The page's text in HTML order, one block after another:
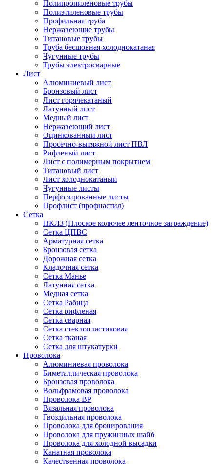
Полипропиленовые трубы
Полиэтиленовые трубы
Профильная труба
Нержавеющие трубы
Титановые трубы
Труба бесшовная холоднокатаная
Чугунные трубы
Трубы электросварные
Лист
Алюминиевый лист
Бронзовый лист
Лист горячекатаный
Латунный лист
Медный лист
Нержавеющий лист
Оцинкованный лист
Просечно-вытяжной лист ПВЛ
Рифленый лист
Лист с полимерным покрытием
Титановый лист
Лист холоднокатаный
Чугунные листы
Перфорированные листы
Профлист (профнастил)
Сетка
ПКЛЗ (Плоское колючее ленточное заграждение)
Сетка ЦПВС
Арматурная сетка
Бронзовая сетка
Дорожная сетка
Кладочная сетка
Сетка Манье
Латунная сетка
Медная сетка
Сетка Рабица
Сетка рифленая
Сетка сварная
Сетка стеклопластиковая
Сетка тканая
Сетка для штукатурки
Проволока
Алюминиевая проволока
Биметаллическая проволока
Бронзовая проволока
Вольфрамовая проволока
Проволока ВР
Вязальная проволока
Гвоздильная проволока
Проволока для бронирования
Проволока для пружинных шайб
Проволока для холодной высадки
Канатная проволока
Качественная проволока